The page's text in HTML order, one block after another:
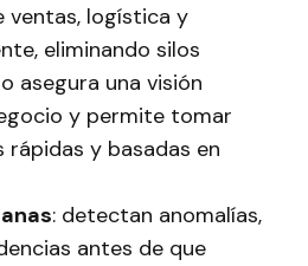
ventas, logística y
eliminando silos
asegura una visión
y permite tomar
rápidas y basadas en
: detectan anomalías,
antes de que